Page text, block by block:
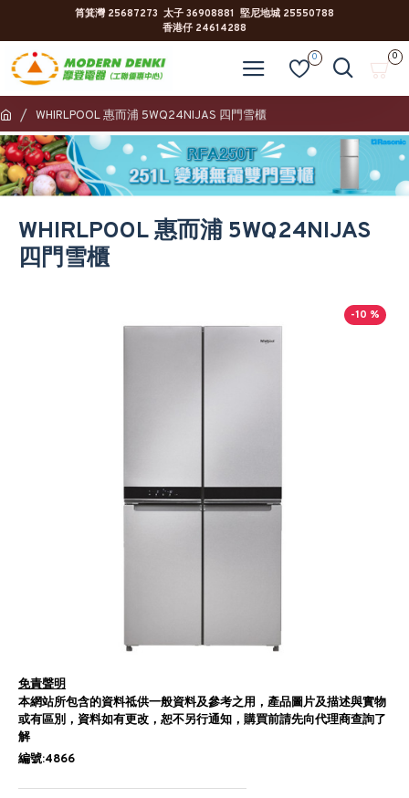
筲箕灣 25687273 太子 36908881 堅尼地城 25550788
香港仔 24614288
0 0
WHIRLPOOL 惠而浦 5WQ24NIJAS 四門雪櫃
WHIRLPOOL 惠而浦 5WQ24NIJAS
四門雪櫃
-10 %
免責聲明
本網站所包含的資料祗供一般資料及參考之用，產品圖片及描述與實物
或有區別，資料如有更改，恕不另行通知，購買前請先向代理商查詢了
解
編號:4866